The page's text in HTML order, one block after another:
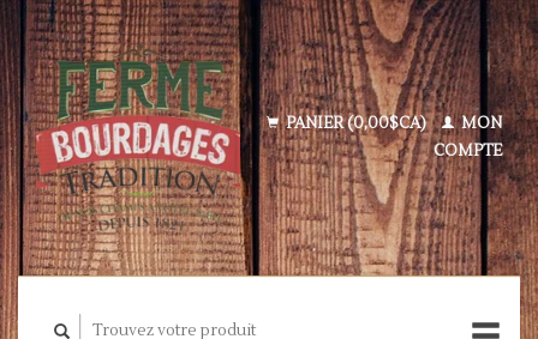
PANIER (0,00$CA)
MON
COMPTE